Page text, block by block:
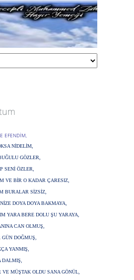
EFENDİM,
NİDELİM,
GÖZLER,
SENİ ÖZLER,
VE BİR O KADAR ÇARESIZ,
BURALAR SİZSİZ,
DOYA DOYA BAKMAYA,
YARA BERE DOLU ŞU YARAYA,
CAN OLMUŞ,
DOĞMUŞ,
YANMIŞ,
MÜŞTAK OLDU SANA GÖNÜL,